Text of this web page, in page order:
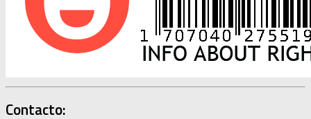
Contacto: